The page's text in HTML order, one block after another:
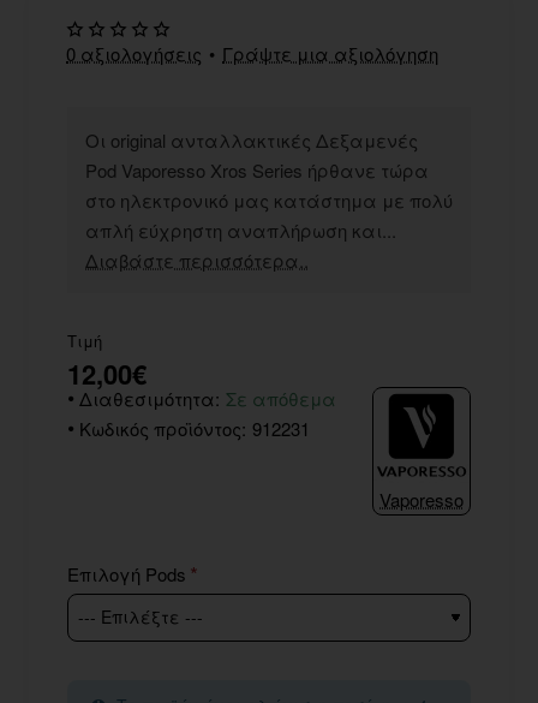
Οι original ανταλλακτικές Δεξαμενές
Pod Vaporesso Xros Series ήρθανε τώρα
στο ηλεκτρονικό μας κατάστημα με πολύ
απλή εύχρηστη αναπλήρωση και...
Διαβάστε περισσότερα..
0 αξιολογήσεις • Γράψτε μια αξιολόγηση
Τιμή
12,00€
Διαθεσιμότητα: Σε απόθεμα
Κωδικός προϊόντος: 912231
Vaporesso
Επιλογή Pods